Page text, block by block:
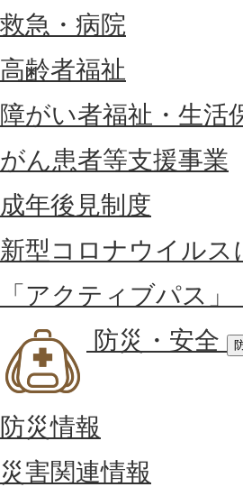
救急・病院
高齢者福祉
障がい者福祉・生活
がん患者等支援事業
成年後見制度
新型コロナウイル
「アクティブパス
防災・安全
防災情報
災害関連情報